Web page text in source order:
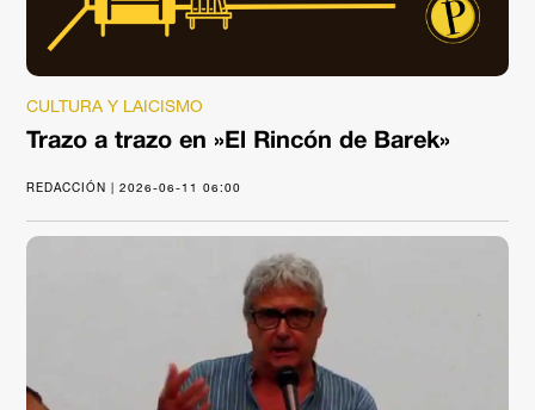
CULTURA Y LAICISMO
Trazo a trazo en »El Rincón de Barek»
REDACCIÓN | 2026-06-11 06:00